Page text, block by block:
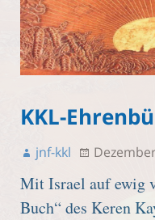
KKL-
jnf-kkl
Mit Israel auf ewig
Buch“ des Keren